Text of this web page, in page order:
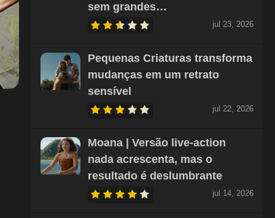
sem grandes…
jul 23, 2026
Pequenas Criaturas transforma
mudanças em um retrato
sensível
jul 22, 2026
Moana | Versão live-action
nada acrescenta, mas o
resultado é deslumbrante
jul 14, 2026